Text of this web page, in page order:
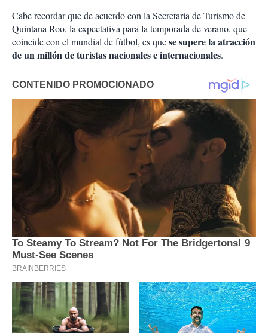
Cabe recordar que de acuerdo con la Secretaría de Turismo de
Quintana Roo, la expectativa para la temporada de verano, que
coincide con el mundial de fútbol, es quese supere la atracción
de un millón de turistas nacionales e internacionales.